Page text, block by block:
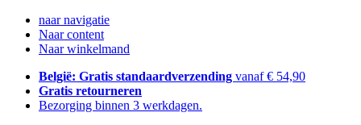
naar navigatie
Naar content
Naar winkelmand
België: Gratis standaardverzending vanaf € 54,90
Gratis retourneren
Bezorging binnen 3 werkdagen.